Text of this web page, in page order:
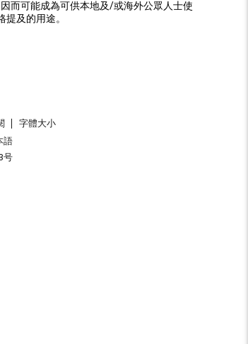
而可能成為可供本地及/或海外公眾人士使
及的用途。
字體大小
語
号